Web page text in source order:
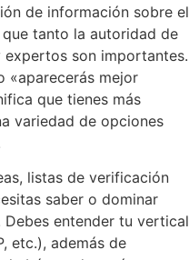
de información sobre el
tanto la autoridad de
son importantes.
«aparecerás mejor
que tienes más
variedad de opciones
listas de verificación
saber o dominar
entender tu vertical
etc.), además de